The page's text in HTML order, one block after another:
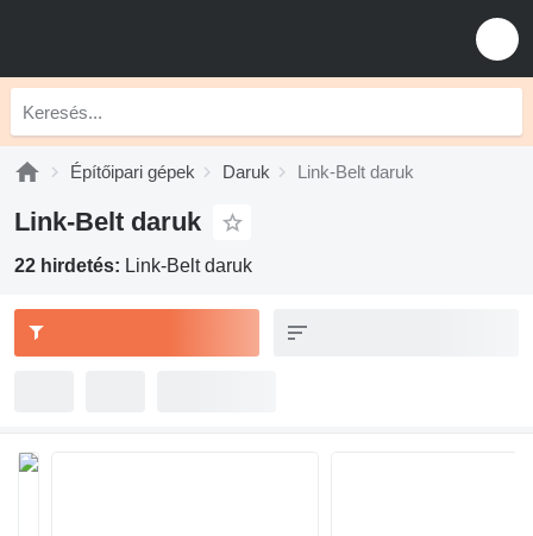
Építőipari gépek Daruk Link-Belt daruk
Link-Belt daruk
22 hirdetés: Link-Belt daruk